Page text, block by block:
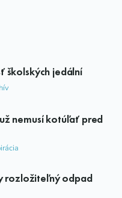
školských jedální
nemusí kotúľať pred
rozložiteľný odpad